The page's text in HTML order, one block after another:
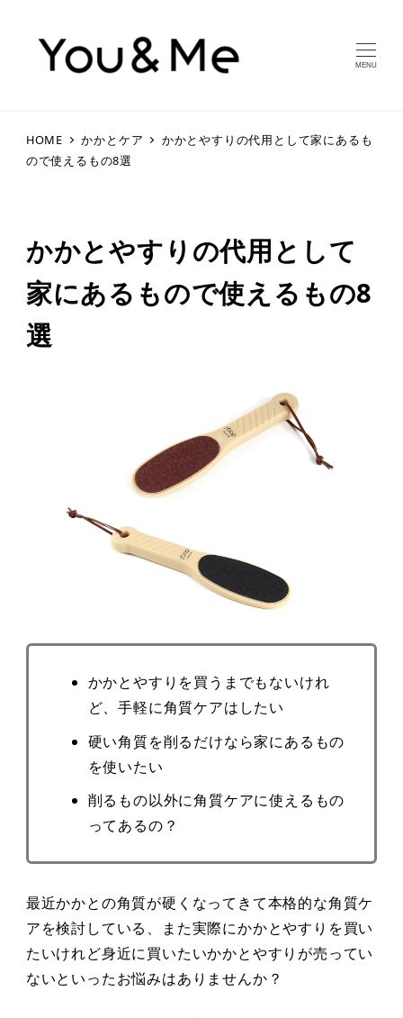
MENU
HOME かかとケア
かかとやすりの代用として家にあるも
ので使えるもの8選
かかとやすりの代用として
家にあるもので使えるもの8
選
かかとやすりを買うまでもないけれ
ど、手軽に角質ケアはしたい
硬い角質を削るだけなら家にあるもの
を使いたい
削るもの以外に角質ケアに使えるもの
ってあるの？
最近かかとの角質が硬くなってきて本格的な角質ケ
アを検討している、また実際にかかとやすりを買い
たいけれど身近に買いたいかかとやすりが売ってい
ないといったお悩みはありませんか？